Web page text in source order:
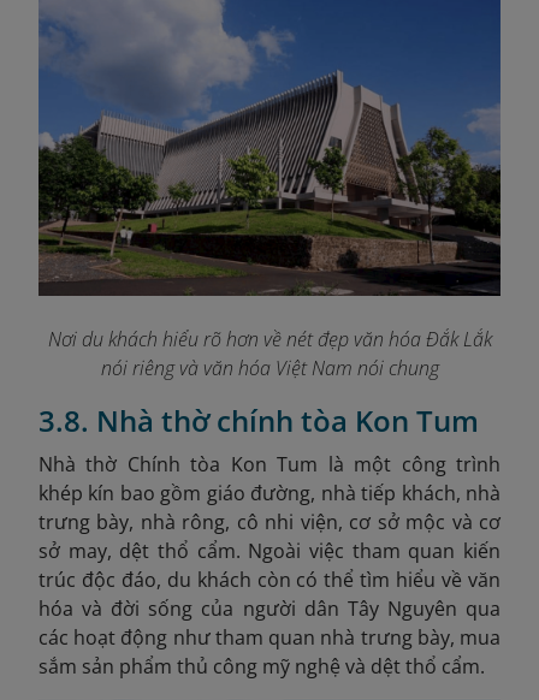
Nơi du khách hiểu rõ hơn về nét đẹp văn hóa Đắk Lắk
nói riêng và văn hóa Việt Nam nói chung
3.8. Nhà thờ chính tòa Kon Tum
Nhà thờ Chính tòa Kon Tum là một công trình
khép kín bao gồm giáo đường, nhà tiếp khách, nhà
trưng bày, nhà rông, cô nhi viện, cơ sở mộc và cơ
sở may, dệt thổ cẩm. Ngoài việc tham quan kiến
trúc độc đáo, du khách còn có thể tìm hiểu về văn
hóa và đời sống của người dân Tây Nguyên qua
các hoạt động như tham quan nhà trưng bày, mua
sắm sản phẩm thủ công mỹ nghệ và dệt thổ cẩm.